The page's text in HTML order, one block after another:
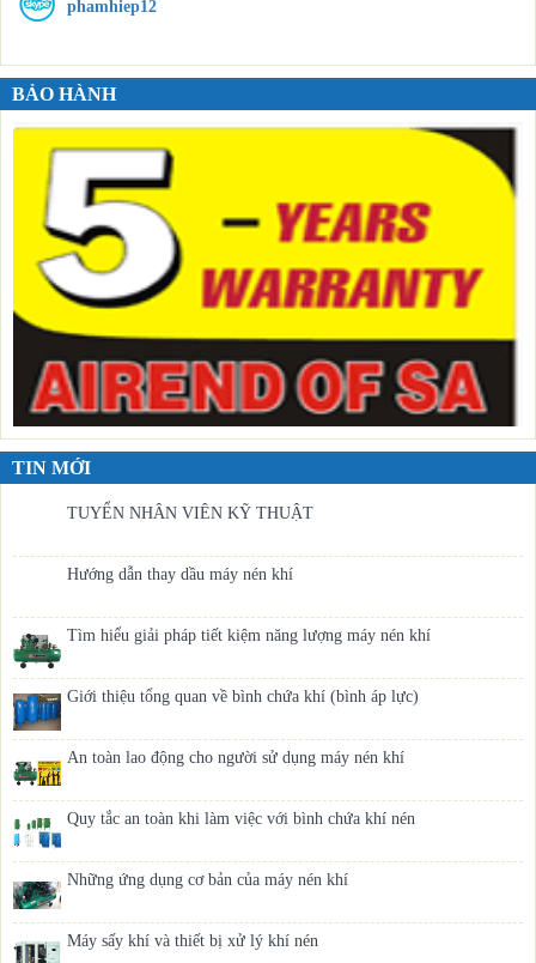
phamhiep12
BẢO HÀNH
TIN MỚI
TUYỂN NHÂN VIÊN KỸ THUẬT
Hướng dẫn thay dầu máy nén khí
Tìm hiểu giải pháp tiết kiệm năng lượng máy nén khí
Giới thiệu tổng quan về bình chứa khí (bình áp lực)
An toàn lao động cho người sử dụng máy nén khí
Quy tắc an toàn khi làm việc với bình chứa khí nén
Những ứng dụng cơ bản của máy nén khí
Máy sấy khí và thiết bị xử lý khí nén